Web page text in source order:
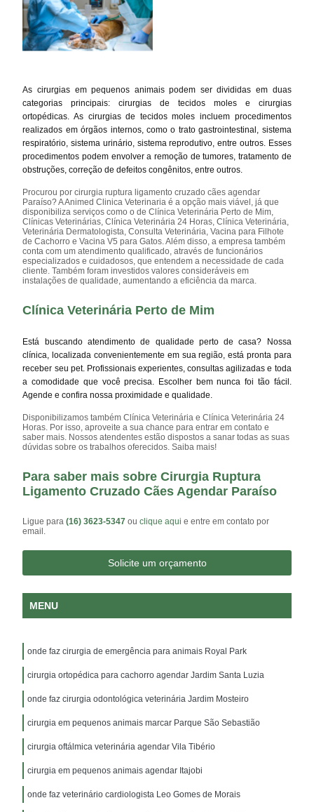
As cirurgias em pequenos animais podem ser divididas em duas
categorias principais: cirurgias de tecidos moles e cirurgias
ortopédicas. As cirurgias de tecidos moles incluem procedimentos
realizados em órgãos internos, como o trato gastrointestinal, sistema
respiratório, sistema urinário, sistema reprodutivo, entre outros. Esses
procedimentos podem envolver a remoção de tumores, tratamento de
obstruções, correção de defeitos congênitos, entre outros.
Procurou por cirurgia ruptura ligamento cruzado cães agendar
Paraíso? A Animed Clinica Veterinaria é a opção mais viável, já que
disponibiliza serviços como o de Clínica Veterinária Perto de Mim,
Clínicas Veterinárias, Clínica Veterinária 24 Horas, Clínica Veterinária,
Veterinária Dermatologista, Consulta Veterinária, Vacina para Filhote
de Cachorro e Vacina V5 para Gatos. Além disso, a empresa também
conta com um atendimento qualificado, através de funcionários
especializados e cuidadosos, que entendem a necessidade de cada
cliente. Também foram investidos valores consideráveis em
instalações de qualidade, aumentando a eficiência da marca.
Clínica Veterinária Perto de Mim
Está buscando atendimento de qualidade perto de casa? Nossa
clínica, localizada convenientemente em sua região, está pronta para
receber seu pet. Profissionais experientes, consultas agilizadas e toda
a comodidade que você precisa. Escolher bem nunca foi tão fácil.
Agende e confira nossa proximidade e qualidade.
Disponibilizamos também Clínica Veterinária e Clínica Veterinária 24
Horas. Por isso, aproveite a sua chance para entrar em contato e
saber mais. Nossos atendentes estão dispostos a sanar todas as suas
dúvidas sobre os trabalhos oferecidos. Saiba mais!
Para saber mais sobre Cirurgia Ruptura
Ligamento Cruzado Cães Agendar Paraíso
Ligue para(16) 3623-5347ouclique aqui e entre em contato por
email.
Solicite um orçamento
MENU
onde faz cirurgia de emergência para animais Royal Park
cirurgia ortopédica para cachorro agendar Jardim Santa Luzia
onde faz cirurgia odontológica veterinária Jardim Mosteiro
cirurgia em pequenos animais marcar Parque São Sebastião
cirurgia oftálmica veterinária agendar Vila Tibério
cirurgia em pequenos animais agendar Itajobi
onde faz veterinário cardiologista Leo Gomes de Morais